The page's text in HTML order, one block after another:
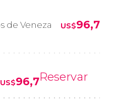
de Veneza
US$96,7
US$96,7Reservar